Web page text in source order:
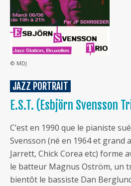
© MDJ
JAZZ PORTRAIT
E.S.T. (Esbjörn Svensson
C’est en 1990 que le pianiste
Svensson (né en 1964 et grand
Jarrett, Chick Corea etc) forme
le batteur Magnus Oström, un
bientôt le bassiste Dan